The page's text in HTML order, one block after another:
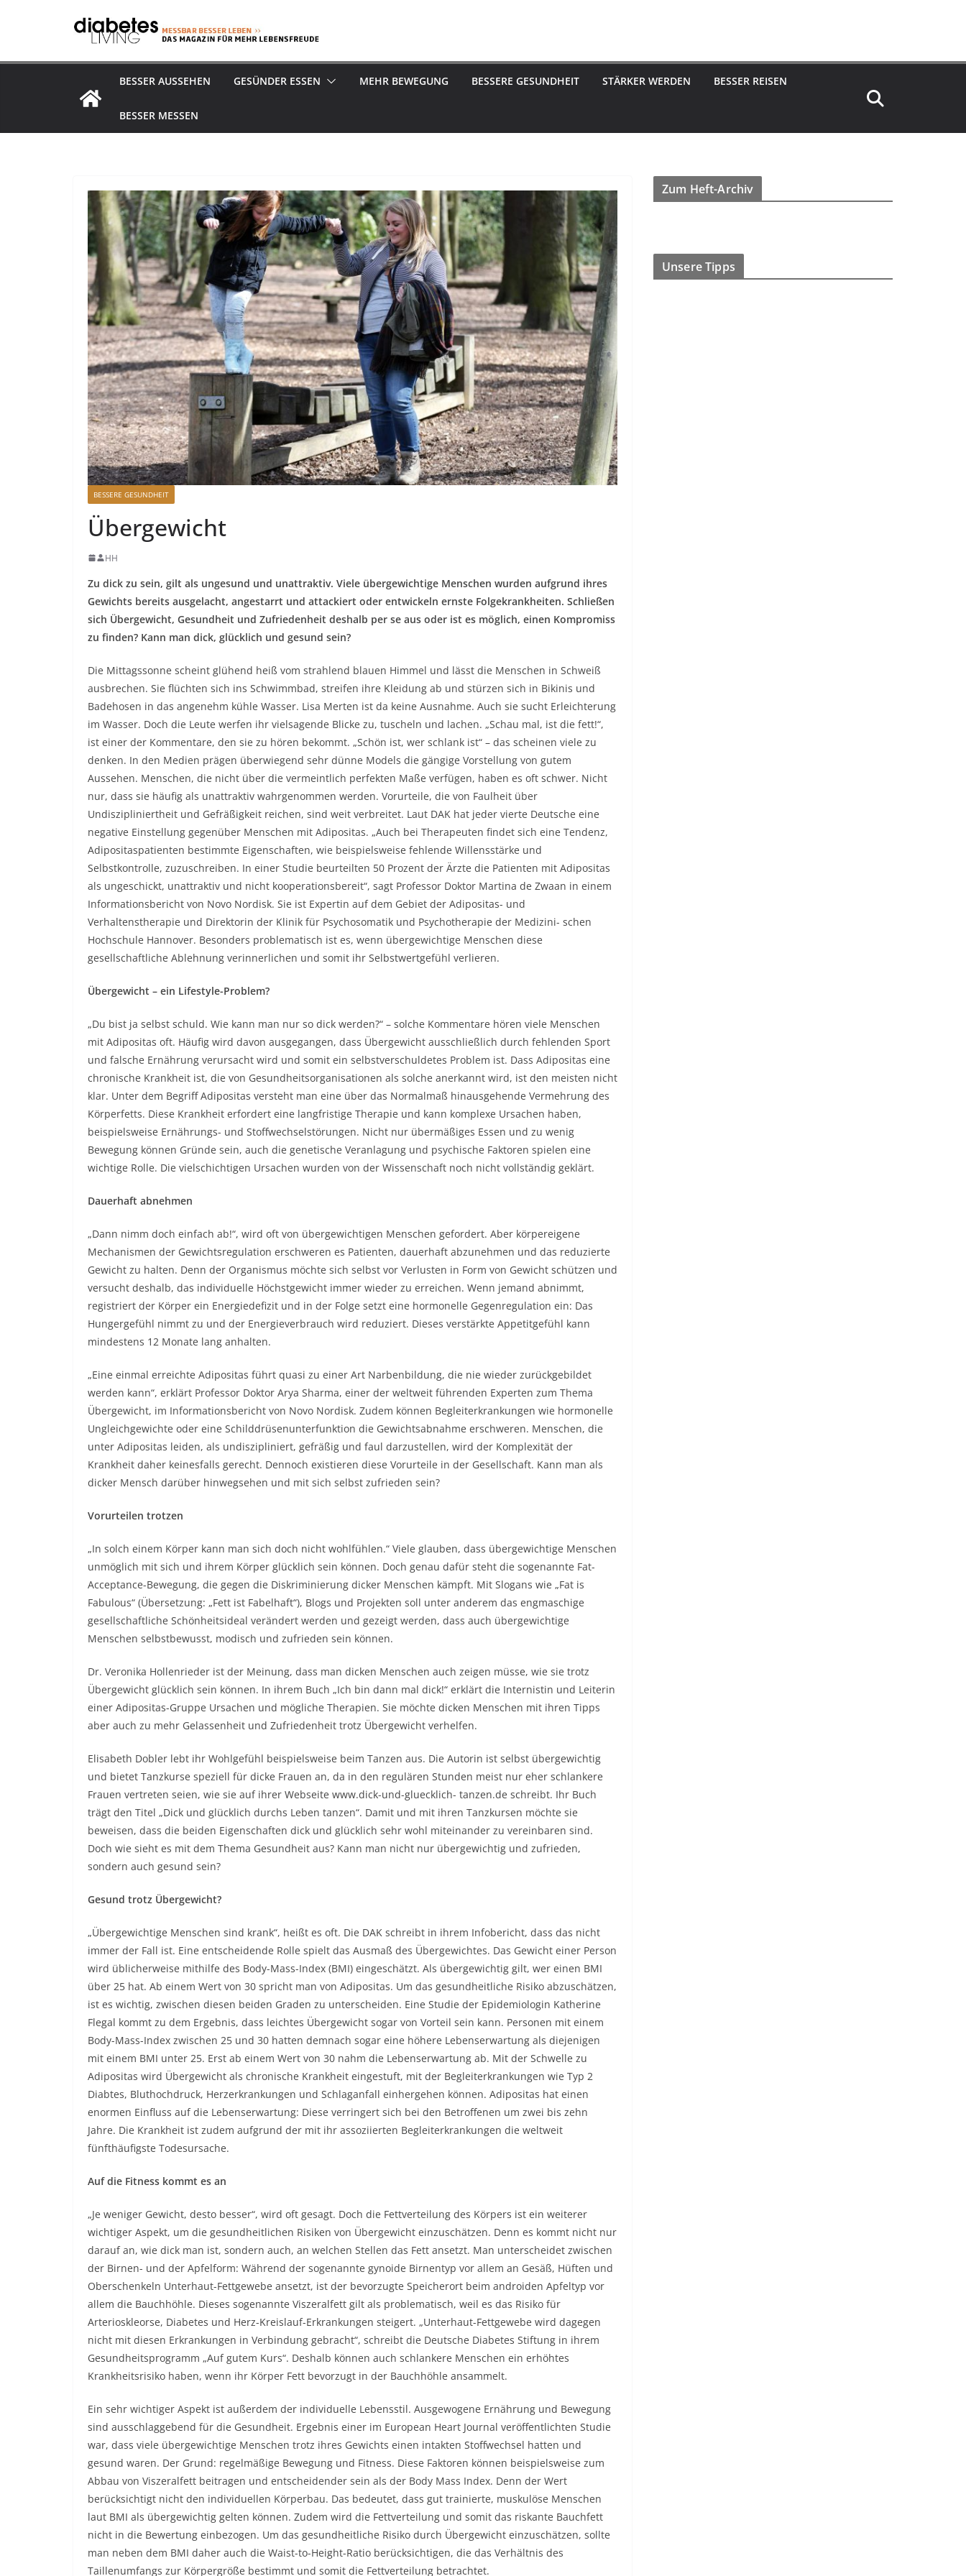
BESSER AUSSEHEN GESÜNDER ESSEN MEHR BEWEGUNG BESSERE GESUNDHEIT STÄRKER WERDEN BESSER REISEN
BESSER MESSEN
BESSERE GESUNDHEIT
Übergewicht
HH
Zu dick zu sein, gilt als ungesund und unattraktiv. Viele übergewichtige Menschen wurden aufgrund ihres
Gewichts bereits ausgelacht, angestarrt und attackiert oder entwickeln ernste Folgekrankheiten. Schließen
sich Übergewicht, Gesundheit und Zufriedenheit deshalb per se aus oder ist es möglich, einen Kompromiss
zu finden? Kann man dick, glücklich und gesund sein?
Die Mittagssonne scheint glühend heiß vom strahlend blauen Himmel und lässt die Menschen in Schweiß
ausbrechen. Sie flüchten sich ins Schwimmbad, streifen ihre Kleidung ab und stürzen sich in Bikinis und
Badehosen in das angenehm kühle Wasser. Lisa Merten ist da keine Ausnahme. Auch sie sucht Erleichterung
im Wasser. Doch die Leute werfen ihr vielsagende Blicke zu, tuscheln und lachen. „Schau mal, ist die fett!“,
ist einer der Kommentare, den sie zu hören bekommt. „Schön ist, wer schlank ist“ – das scheinen viele zu
denken. In den Medien prägen überwiegend sehr dünne Models die gängige Vorstellung von gutem
Aussehen. Menschen, die nicht über die vermeintlich perfekten Maße verfügen, haben es oft schwer. Nicht
nur, dass sie häufig als unattraktiv wahrgenommen werden. Vorurteile, die von Faulheit über
Undiszipliniertheit und Gefräßigkeit reichen, sind weit verbreitet. Laut DAK hat jeder vierte Deutsche eine
negative Einstellung gegenüber Menschen mit Adipositas. „Auch bei Therapeuten findet sich eine Tendenz,
Adipositaspatienten bestimmte Eigenschaften, wie beispielsweise fehlende Willensstärke und
Selbstkontrolle, zuzuschreiben. In einer Studie beurteilten 50 Prozent der Ärzte die Patienten mit Adipositas
als ungeschickt, unattraktiv und nicht kooperationsbereit“, sagt Professor Doktor Martina de Zwaan in einem
Informationsbericht von Novo Nordisk. Sie ist Expertin auf dem Gebiet der Adipositas- und
Verhaltenstherapie und Direktorin der Klinik für Psychosomatik und Psychotherapie der Medizini- schen
Hochschule Hannover. Besonders problematisch ist es, wenn übergewichtige Menschen diese
gesellschaftliche Ablehnung verinnerlichen und somit ihr Selbstwertgefühl verlieren.
Übergewicht – ein Lifestyle-Problem?
„Du bist ja selbst schuld. Wie kann man nur so dick werden?“ – solche Kommentare hören viele Menschen
mit Adipositas oft. Häufig wird davon ausgegangen, dass Übergewicht ausschließlich durch fehlenden Sport
und falsche Ernährung verursacht wird und somit ein selbstverschuldetes Problem ist. Dass Adipositas eine
chronische Krankheit ist, die von Gesundheitsorganisationen als solche anerkannt wird, ist den meisten nicht
klar. Unter dem Begriff Adipositas versteht man eine über das Normalmaß hinausgehende Vermehrung des
Körperfetts. Diese Krankheit erfordert eine langfristige Therapie und kann komplexe Ursachen haben,
beispielsweise Ernährungs- und Stoffwechselstörungen. Nicht nur übermäßiges Essen und zu wenig
Bewegung können Gründe sein, auch die genetische Veranlagung und psychische Faktoren spielen eine
wichtige Rolle. Die vielschichtigen Ursachen wurden von der Wissenschaft noch nicht vollständig geklärt.
Dauerhaft abnehmen
„Dann nimm doch einfach ab!“, wird oft von übergewichtigen Menschen gefordert. Aber körpereigene
Mechanismen der Gewichtsregulation erschweren es Patienten, dauerhaft abzunehmen und das reduzierte
Gewicht zu halten. Denn der Organismus möchte sich selbst vor Verlusten in Form von Gewicht schützen und
versucht deshalb, das individuelle Höchstgewicht immer wieder zu erreichen. Wenn jemand abnimmt,
registriert der Körper ein Energiedefizit und in der Folge setzt eine hormonelle Gegenregulation ein: Das
Hungergefühl nimmt zu und der Energieverbrauch wird reduziert. Dieses verstärkte Appetitgefühl kann
mindestens 12 Monate lang anhalten.
„Eine einmal erreichte Adipositas führt quasi zu einer Art Narbenbildung, die nie wieder zurückgebildet
werden kann“, erklärt Professor Doktor Arya Sharma, einer der weltweit führenden Experten zum Thema
Übergewicht, im Informationsbericht von Novo Nordisk. Zudem können Begleiterkrankungen wie hormonelle
Ungleichgewichte oder eine Schilddrüsenunterfunktion die Gewichtsabnahme erschweren. Menschen, die
unter Adipositas leiden, als undiszipliniert, gefräßig und faul darzustellen, wird der Komplexität der
Krankheit daher keinesfalls gerecht. Dennoch existieren diese Vorurteile in der Gesellschaft. Kann man als
dicker Mensch darüber hinwegsehen und mit sich selbst zufrieden sein?
Vorurteilen trotzen
„In solch einem Körper kann man sich doch nicht wohlfühlen.“ Viele glauben, dass übergewichtige Menschen
unmöglich mit sich und ihrem Körper glücklich sein können. Doch genau dafür steht die sogenannte Fat-
Acceptance-Bewegung, die gegen die Diskriminierung dicker Menschen kämpft. Mit Slogans wie „Fat is
Fabulous“ (Übersetzung: „Fett ist Fabelhaft“), Blogs und Projekten soll unter anderem das engmaschige
gesellschaftliche Schönheitsideal verändert werden und gezeigt werden, dass auch übergewichtige
Menschen selbstbewusst, modisch und zufrieden sein können.
Dr. Veronika Hollenrieder ist der Meinung, dass man dicken Menschen auch zeigen müsse, wie sie trotz
Übergewicht glücklich sein können. In ihrem Buch „Ich bin dann mal dick!“ erklärt die Internistin und Leiterin
einer Adipositas-Gruppe Ursachen und mögliche Therapien. Sie möchte dicken Menschen mit ihren Tipps
aber auch zu mehr Gelassenheit und Zufriedenheit trotz Übergewicht verhelfen.
Elisabeth Dobler lebt ihr Wohlgefühl beispielsweise beim Tanzen aus. Die Autorin ist selbst übergewichtig
und bietet Tanzkurse speziell für dicke Frauen an, da in den regulären Stunden meist nur eher schlankere
Frauen vertreten seien, wie sie auf ihrer Webseite www.dick-und-gluecklich- tanzen.de schreibt. Ihr Buch
trägt den Titel „Dick und glücklich durchs Leben tanzen“. Damit und mit ihren Tanzkursen möchte sie
beweisen, dass die beiden Eigenschaften dick und glücklich sehr wohl miteinander zu vereinbaren sind.
Doch wie sieht es mit dem Thema Gesundheit aus? Kann man nicht nur übergewichtig und zufrieden,
sondern auch gesund sein?
Gesund trotz Übergewicht?
„Übergewichtige Menschen sind krank“, heißt es oft. Die DAK schreibt in ihrem Infobericht, dass das nicht
immer der Fall ist. Eine entscheidende Rolle spielt das Ausmaß des Übergewichtes. Das Gewicht einer Person
wird üblicherweise mithilfe des Body-Mass-Index (BMI) eingeschätzt. Als übergewichtig gilt, wer einen BMI
über 25 hat. Ab einem Wert von 30 spricht man von Adipositas. Um das gesundheitliche Risiko abzuschätzen,
ist es wichtig, zwischen diesen beiden Graden zu unterscheiden. Eine Studie der Epidemiologin Katherine
Flegal kommt zu dem Ergebnis, dass leichtes Übergewicht sogar von Vorteil sein kann. Personen mit einem
Body-Mass-Index zwischen 25 und 30 hatten demnach sogar eine höhere Lebenserwartung als diejenigen
mit einem BMI unter 25. Erst ab einem Wert von 30 nahm die Lebenserwartung ab. Mit der Schwelle zu
Adipositas wird Übergewicht als chronische Krankheit eingestuft, mit der Begleiterkrankungen wie Typ 2
Diabtes, Bluthochdruck, Herzerkrankungen und Schlaganfall einhergehen können. Adipositas hat einen
enormen Einfluss auf die Lebenserwartung: Diese verringert sich bei den Betroffenen um zwei bis zehn
Jahre. Die Krankheit ist zudem aufgrund der mit ihr assoziierten Begleiterkrankungen die weltweit
fünfthäufigste Todesursache.
Auf die Fitness kommt es an
„Je weniger Gewicht, desto besser“, wird oft gesagt. Doch die Fettverteilung des Körpers ist ein weiterer
wichtiger Aspekt, um die gesundheitlichen Risiken von Übergewicht einzuschätzen. Denn es kommt nicht nur
darauf an, wie dick man ist, sondern auch, an welchen Stellen das Fett ansetzt. Man unterscheidet zwischen
der Birnen- und der Apfelform: Während der sogenannte gynoide Birnentyp vor allem an Gesäß, Hüften und
Oberschenkeln Unterhaut-Fettgewebe ansetzt, ist der bevorzugte Speicherort beim androiden Apfeltyp vor
allem die Bauchhöhle. Dieses sogenannte Viszeralfett gilt als problematisch, weil es das Risiko für
Arterioskleorse, Diabetes und Herz-Kreislauf-Erkrankungen steigert. „Unterhaut-Fettgewebe wird dagegen
nicht mit diesen Erkrankungen in Verbindung gebracht“, schreibt die Deutsche Diabetes Stiftung in ihrem
Gesundheitsprogramm „Auf gutem Kurs“. Deshalb können auch schlankere Menschen ein erhöhtes
Krankheitsrisiko haben, wenn ihr Körper Fett bevorzugt in der Bauchhöhle ansammelt.
Ein sehr wichtiger Aspekt ist außerdem der individuelle Lebensstil. Ausgewogene Ernährung und Bewegung
sind ausschlaggebend für die Gesundheit. Ergebnis einer im European Heart Journal veröffentlichten Studie
war, dass viele übergewichtige Menschen trotz ihres Gewichts einen intakten Stoffwechsel hatten und
gesund waren. Der Grund: regelmäßige Bewegung und Fitness. Diese Faktoren können beispielsweise zum
Abbau von Viszeralfett beitragen und entscheidender sein als der Body Mass Index. Denn der Wert
berücksichtigt nicht den individuellen Körperbau. Das bedeutet, dass gut trainierte, muskulöse Menschen
laut BMI als übergewichtig gelten können. Zudem wird die Fettverteilung und somit das riskante Bauchfett
nicht in die Bewertung einbezogen. Um das gesundheitliche Risiko durch Übergewicht einzuschätzen, sollte
man neben dem BMI daher auch die Waist-to-Height-Ratio berücksichtigen, die das Verhältnis des
Taillenumfangs zur Körpergröße bestimmt und somit die Fettverteilung betrachtet.
Zum Heft-Archiv
Unsere Tipps